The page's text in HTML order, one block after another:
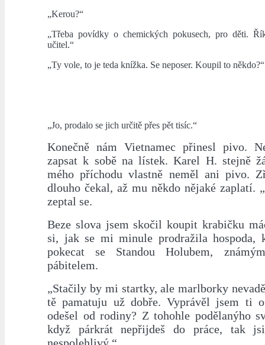
„Kerou?“
„Třeba povídky o chemických pokusech, pro děti.
učitel.“
„Ty vole, to je teda knížka. Se neposer. Koupil to někdo?“
„Jo, prodalo se jich určitě přes pět tisíc.“
Konečně nám Vietnamec přinesl pivo.
zapsat k sobě na lístek. Karel H. stejně
mého příchodu vlastně neměl ani pivo.
dlouho čekal, až mu někdo nějaké zaplatí.
zeptal se.
Beze slova jsem skočil koupit krabičku
si, jak se mi minule prodražila hospoda,
pokecat se Standou Holubem,
pábitelem.
„Stačily by mi startky, ale marlborky
tě pamatuju už dobře. Vyprávěl jsem ti
odešel od rodiny? Z tohohle podělanýho
když párkrát nepřijdeš do práce, tak